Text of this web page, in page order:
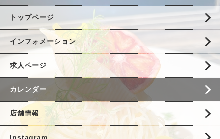
トップページ
インフォメーション
求人ページ
カレンダー
店舗情報
Instagram